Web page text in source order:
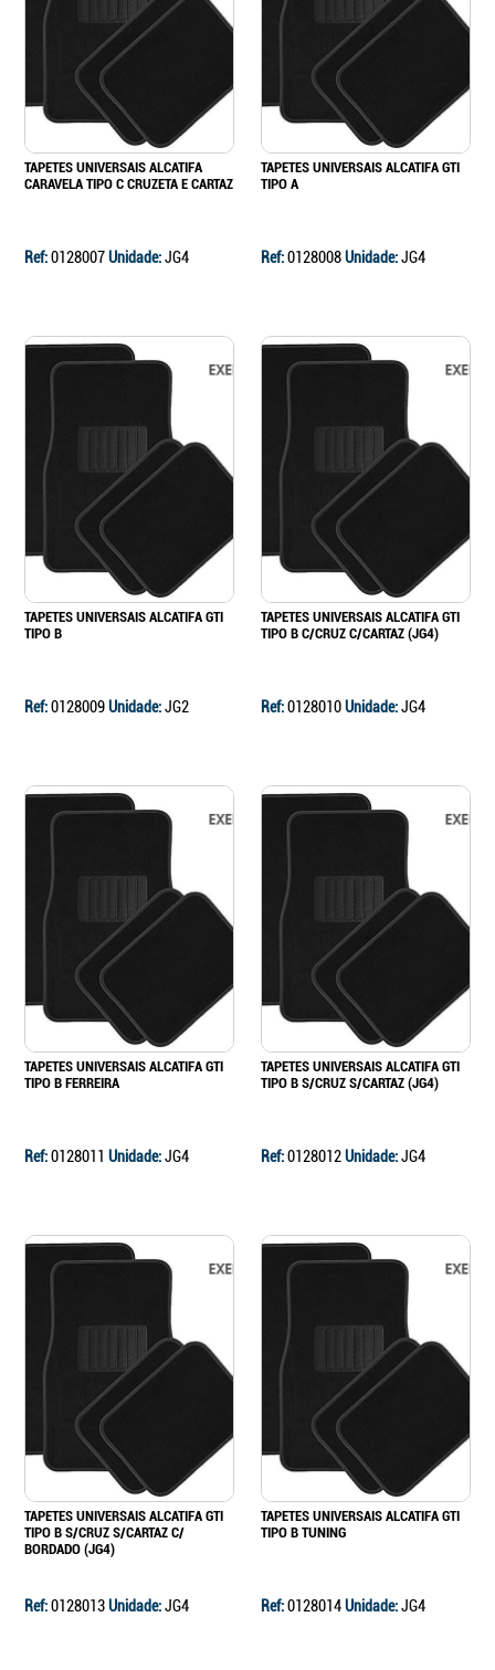
TAPETES UNIVERSAIS ALCATIFA
CARAVELA TIPO C CRUZETA E CARTAZ
Ref:0128007Unidade:JG4
TAPETES UNIVERSAIS ALCATIFA GTI
TIPO A
Ref:0128008Unidade:JG4
TAPETES UNIVERSAIS ALCATIFA GTI
TIPO B
Ref:0128009Unidade:JG2
TAPETES UNIVERSAIS ALCATIFA GTI
TIPO B C/CRUZ C/CARTAZ (JG4)
Ref:0128010Unidade:JG4
TAPETES UNIVERSAIS ALCATIFA GTI
TIPO B FERREIRA
Ref:0128011 Unidade:JG4
TAPETES UNIVERSAIS ALCATIFA GTI
TIPO B S/CRUZ S/CARTAZ (JG4)
Ref:0128012Unidade:JG4
TAPETES UNIVERSAIS ALCATIFA GTI
TIPO B S/CRUZ S/CARTAZ C/
BORDADO (JG4)
Ref:0128013Unidade:JG4
TAPETES UNIVERSAIS ALCATIFA GTI
TIPO B TUNING
Ref:0128014Unidade:JG4
Ir para o carrinho